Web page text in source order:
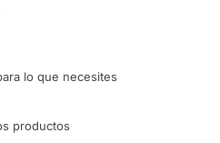
lo que necesites
productos